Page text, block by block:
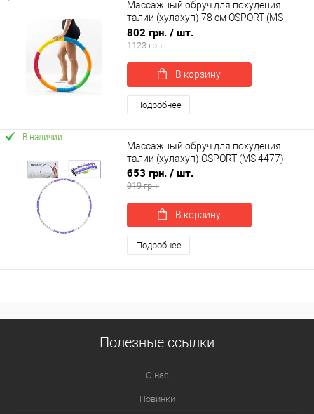
Массажный обруч для похудения
талии (хулахуп) 78 см OSPORT (MS
4662)
802 грн. / шт.
1123 грн.
В корзину
Подробнее
В наличии
Массажный обруч для похудения
талии (хулахуп) OSPORT (MS 4477)
653 грн. / шт.
919 грн.
В корзину
Подробнее
Полезные ссылки
О нас
Новинки